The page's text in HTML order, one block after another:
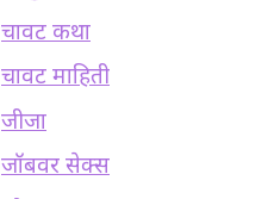
चावट कथा
चावट माहिती
जीजा
जॉबवर सेक्स